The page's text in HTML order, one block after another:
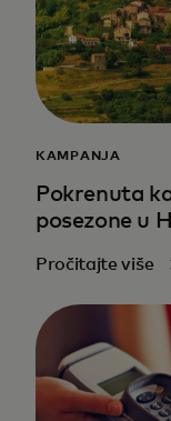
KAMPANJA
Pokrenuta
posezone u
Pročitajte više